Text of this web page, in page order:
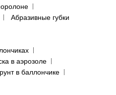
Абразивные губки
в аэрозоле
в баллончике